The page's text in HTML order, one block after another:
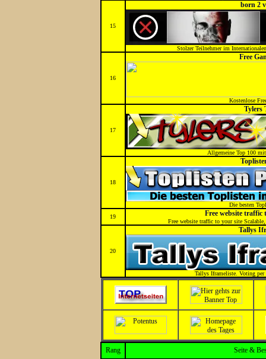
15
born 2
Stolzer Teilnehmer im
16
Free
Kostenlose
17
Tylers
Allgemeine Top 100
18
Die besten
19
Free website traffic
Free website traffic to your site
20
Tallys
Tallys Iframeliste. Voting
Rang Seite &